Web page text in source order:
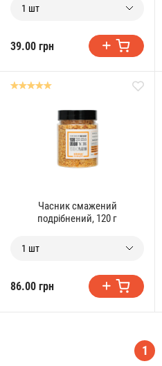
1 шт
39.00 грн
Часник смажений
подрібнений, 120 г
1 шт
86.00 грн
1